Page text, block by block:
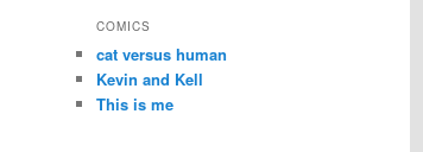
COMICS
cat versus human
Kevin and Kell
This is me